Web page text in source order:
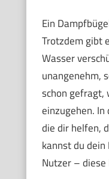
Ein
Trotzdem gibt
Wasser
unangenehm,
schon gefragt,
einzugehen.
die dir helfen,
kannst du
Nutzer –